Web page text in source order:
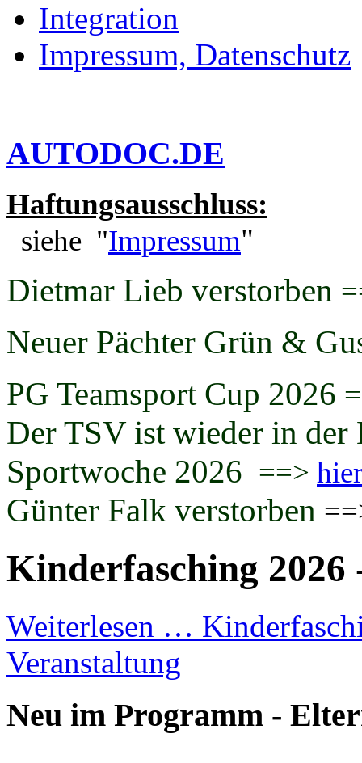
Integration
Impressum, Datenschutz
AUTODOC.DE
Haftungsausschluss:
siehe "Impressum"
Dietmar Lieb verstorben
Neuer Pächter Grün &
PG Teamsport Cup 2026
Der TSV ist wieder in
Sportwoche 2026 ==> hier
Günter Falk verstorben
Kinderfasching 2026
Weiterlesen …
Veranstaltung
Neu im Programm -